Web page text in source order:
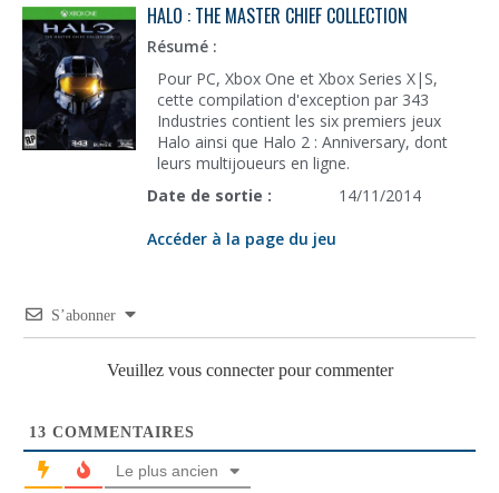
HALO : THE MASTER CHIEF COLLECTION
Résumé :
Pour PC, Xbox One et Xbox Series X|S,
cette compilation d'exception par 343
Industries contient les six premiers jeux
Halo ainsi que Halo 2 : Anniversary, dont
leurs multijoueurs en ligne.
Date de sortie :
14/11/2014
Accéder à la page du jeu
S’abonner
Veuillez vous connecter pour commenter
13 COMMENTAIRES
Le plus ancien